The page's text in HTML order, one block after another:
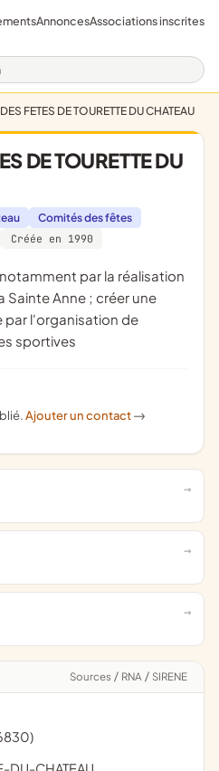
AnnoncesAssociations inscrites
FETES DE TOURETTE DU CHATEAU
DE TOURETTE DU
Comités des fêtes
Créée en 1990
Sainte Anne ; créer une
par l'organisation de
sportives
Ajouter un contact ->
Sources / RNA / SIRENE